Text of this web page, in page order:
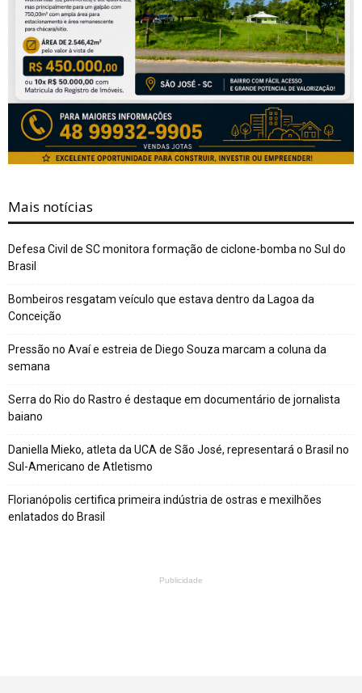
Mais notícias
Defesa Civil de SC monitora formação de ciclone-bomba no Sul do
Brasil
Bombeiros resgatam veículo que estava dentro da Lagoa da
Conceição
Pressão no Avaí e estreia de Diego Souza marcam a coluna da
semana
Serra do Rio do Rastro é destaque em documentário de jornalista
baiano
Daniella Mieko, atleta da UCA de São José, representará o Brasil no
Sul-Americano de Atletismo
Florianópolis certifica primeira indústria de ostras e mexilhões
enlatados do Brasil
Publicidade